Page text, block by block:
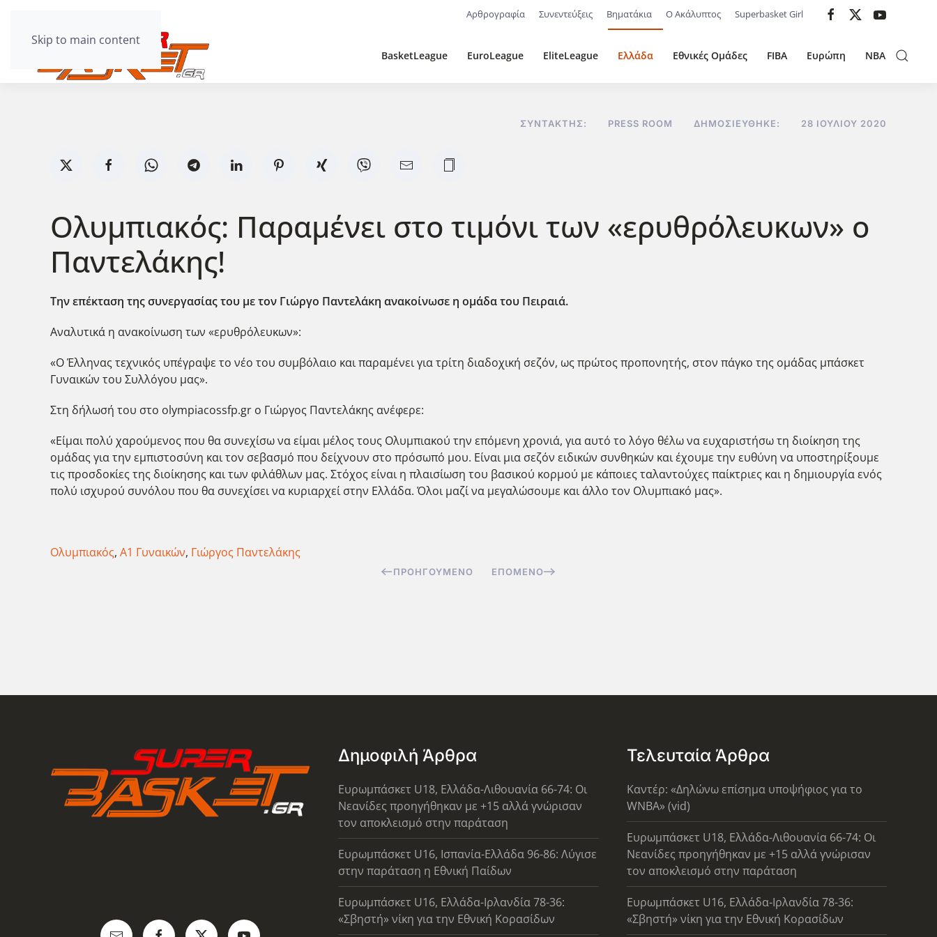
Skip to main content
Αρθρογραφία Συνεντεύξεις Βηματάκια Ο Ακάλυπτος Superbasket Girl
BasketLeague EuroLeague EliteLeague Ελλάδα Εθνικές Ομάδες FIBA Ευρώπη NBA
ΣΥΝΤΆΚΤΗΣ: PRESS ROOM ΔΗΜΟΣΙΕΎΘΗΚΕ: 28 ΙΟΥΛΊΟΥ 2020
Ολυμπιακός: Παραμένει στο τιμόνι των «ερυθρόλευκων» ο
Παντελάκης!
Την επέκταση της συνεργασίας του με τον Γιώργο Παντελάκη ανακοίνωσε η ομάδα του Πειραιά.
Αναλυτικά η ανακοίνωση των «ερυθρόλευκων»:
«Ο Έλληνας τεχνικός υπέγραψε το νέο του συμβόλαιο και παραμένει για τρίτη διαδοχική σεζόν, ως πρώτος προπονητής, στον πάγκο της ομάδας μπάσκετ
Γυναικών του Συλλόγου μας».
Στη δήλωσή του στο olympiacossfp.gr ο Γιώργος Παντελάκης ανέφερε:
«Είμαι πολύ χαρούμενος που θα συνεχίσω να είμαι μέλος τους Ολυμπιακού την επόμενη χρονιά, για αυτό το λόγο θέλω να ευχαριστήσω τη διοίκηση της
ομάδας για την εμπιστοσύνη και τον σεβασμό που δείχνουν στο πρόσωπό μου. Είναι μια σεζόν ειδικών συνθηκών και έχουμε την ευθύνη να υποστηρίξουμε
τις προσδοκίες της διοίκησης και των φιλάθλων μας. Στόχος είναι η πλαισίωση του βασικού κορμού με κάποιες ταλαντούχες παίκτριες και η δημιουργία ενός
πολύ ισχυρού συνόλου που θα συνεχίσει να κυριαρχεί στην Ελλάδα. Όλοι μαζί να μεγαλώσουμε και άλλο τον Ολυμπιακό μας».
Ολυμπιακός, Α1 Γυναικών, Γιώργος Παντελάκης
ΠΡΟΗΓΟΎΜΕΝΟ ΕΠΌΜΕΝΟ
Δημοφιλή Άρθρα
Ευρωμπάσκετ U18, Ελλάδα-Λιθουανία 66-74: Οι
Νεανίδες προηγήθηκαν με +15 αλλά γνώρισαν
τον αποκλεισμό στην παράταση
Ευρωμπάσκετ U16, Ισπανία-Ελλάδα 96-86: Λύγισε
στην παράταση η Εθνική Παίδων
Ευρωμπάσκετ U16, Ελλάδα-Ιρλανδία 78-36:
«Σβηστή» νίκη για την Εθνική Κορασίδων
Τελευταία Άρθρα
Καντέρ: «Δηλώνω επίσημα υποψήφιος για το
WNBA» (vid)
Ευρωμπάσκετ U18, Ελλάδα-Λιθουανία 66-74: Οι
Νεανίδες προηγήθηκαν με +15 αλλά γνώρισαν
τον αποκλεισμό στην παράταση
Ευρωμπάσκετ U16, Ελλάδα-Ιρλανδία 78-36:
«Σβηστή» νίκη για την Εθνική Κορασίδων